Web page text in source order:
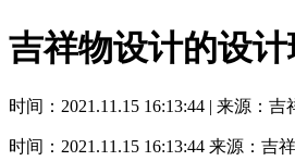
吉祥物设计的设
时间：2021.11.15 16:13:44 | 来源：
时间：2021.11.15 16:13:44 来源：吉